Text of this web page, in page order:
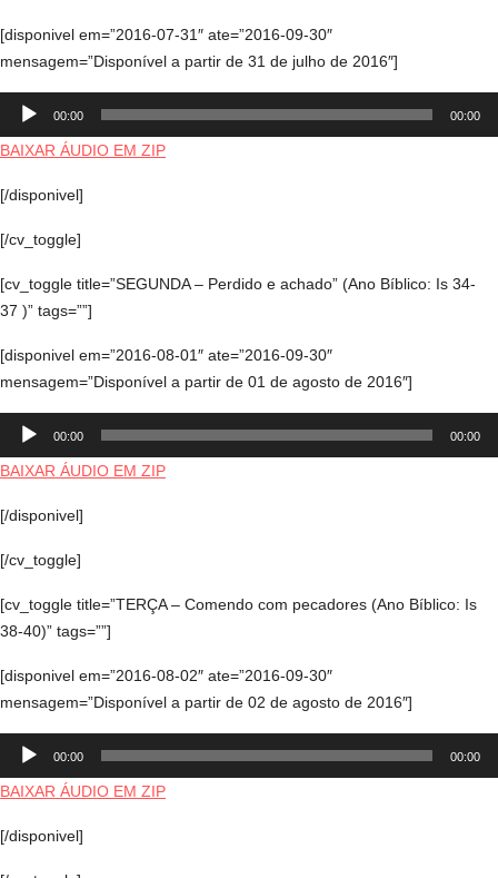
[disponivel em=”2016-07-31″ ate=”2016-09-30″
mensagem=”Disponível a partir de 31 de julho de 2016″]
Tocador
áudio
00:00 00:00
BAIXAR ÁUDIO EM ZIP
[/disponivel]
[/cv_toggle]
[cv_toggle title=”SEGUNDA – Perdido e achado” (Ano Bíblico: Is 34-
37 )” tags=””]
[disponivel em=”2016-08-01″ ate=”2016-09-30″
mensagem=”Disponível a partir de 01 de agosto de 2016″]
Tocador
áudio
00:00 00:00
BAIXAR ÁUDIO EM ZIP
[/disponivel]
[/cv_toggle]
[cv_toggle title=”TERÇA – Comendo com pecadores (Ano Bíblico: Is
38-40)” tags=””]
[disponivel em=”2016-08-02″ ate=”2016-09-30″
mensagem=”Disponível a partir de 02 de agosto de 2016″]
Tocador
áudio
00:00 00:00
BAIXAR ÁUDIO EM ZIP
[/disponivel]